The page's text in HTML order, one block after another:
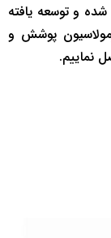
و توسعه یافته
پوشش و
نماییم.